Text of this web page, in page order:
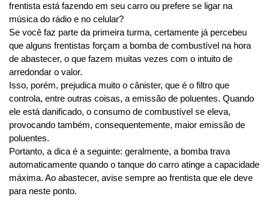
frentista está fazendo em seu carro ou prefere se ligar na
música do rádio e no celular?
Se você faz parte da primeira turma, certamente já percebeu
que alguns frentistas forçam a bomba de combustível na hora
de abastecer, o que fazem muitas vezes com o intuito de
arredondar o valor.
Isso, porém, prejudica muito o cânister, que é o filtro que
controla, entre outras coisas, a emissão de poluentes. Quando
ele está danificado, o consumo de combustível se eleva,
provocando também, consequentemente, maior emissão de
poluentes.
Portanto, a dica é a seguinte: geralmente, a bomba trava
automaticamente quando o tanque do carro atinge a capacidade
máxima. Ao abastecer, avise sempre ao frentista que ele deve
para neste ponto.